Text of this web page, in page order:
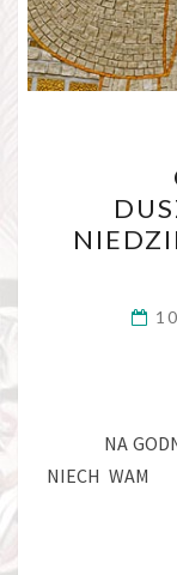
W TYM
NA GODNE